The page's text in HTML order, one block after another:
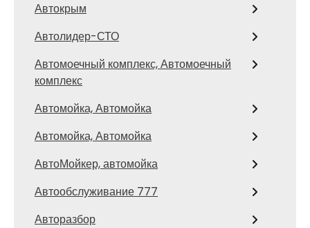
Автокрым
Автолидер-СТО
Автомоечный комплекс, Автомоечный
комплекс
Автомойка, Автомойка
Автомойка, Автомойка
АвтоМойкер, автомойка
Автообслуживание 777
Авторазбор